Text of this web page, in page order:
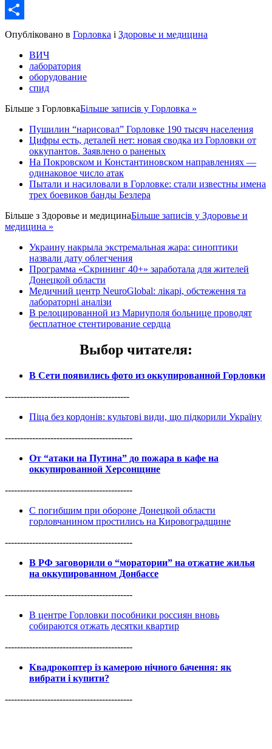
Email
Share
Опубліковано в Горловка і Здоровье и медицина
ВИЧ
лаборатория
оборудование
спид
Більше з ГорловкаБільше записів у Горловка »
Пушилин “нарисовал” Горловке 190 тысяч населения
Цифры есть, деталей нет: новая сводка из Горловки от
оккупантов. Заявлено о раненых
На Покровском и Константиновском направлениях —
одинаковое число атак
Пытали и насиловали в Горловке: стали известны имена
трех боевиков банды Безлера
Більше з Здоровье и медицинаБільше записів у Здоровье и
медицина »
Украину накрыла экстремальная жара: синоптики
назвали дату облегчения
Программа «Скрининг 40+» заработала для жителей
Донецкой области
Медичний центр NeuroGlobal: лікарі, обстеження та
лабораторні аналізи
В релоцированной из Мариуполя больнице проводят
бесплатное стентирование сердца
Выбор читателя:
В Сети появились фото из оккупированной Горловки
-----------------------------------------
Піца без кордонів: культові види, що підкорили Україну
------------------------------------------
От “атаки на Путина” до пожара в кафе на
оккупированной Херсонщине
------------------------------------------
С погибшим при обороне Донецкой области
горловчанином простились на Кировоградщине
------------------------------------------
В РФ заговорили о “моратории” на отжатие жилья
на оккупированном Донбассе
------------------------------------------
В центре Горловки пособники россиян вновь
собираются отжать десятки квартир
------------------------------------------
Квадрокоптер із камерою нічного бачення: як
вибрати і купити?
------------------------------------------